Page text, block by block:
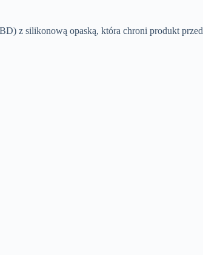
z silikonową opaską, która chroni produkt przed